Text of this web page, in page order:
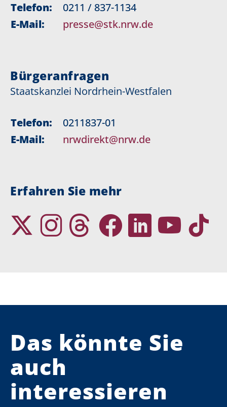
Telefon:
0211 / 837-1134
E-Mail:
presse@stk.nrw.de
Bürgeranfragen
Staatskanzlei Nordrhein-Westfalen
Telefon:
0211837-01
E-Mail:
nrwdirekt@nrw.de
Erfahren Sie mehr
Das könnte Sie
auch
interessieren